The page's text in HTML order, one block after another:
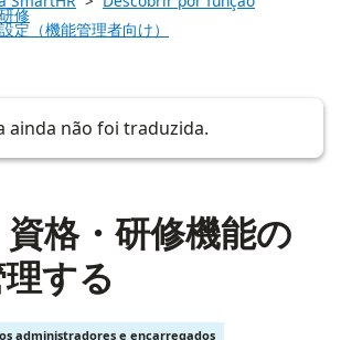
修
定（機能管理者向け）
ainda não foi traduzida.
格・研修機能の
する
administradores e encarregados